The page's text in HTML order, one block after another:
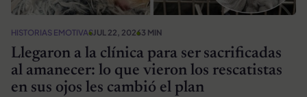
HISTORIAS EMOTIVASJUL 22, 20263 MIN
Llegaron a la clínica para ser sacrificadas
al amanecer: lo que vieron los rescatistas
en sus ojos les cambió el plan